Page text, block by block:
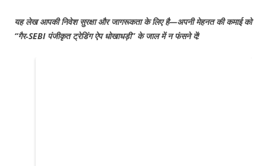
यह लेख आपकी निवेश सुरक्षा और जागरूकता के लिए है—अपनी मेहनत की कमाई को
“गैर‑SEBI पंजीकृत ट्रेडिंग ऐप धोखाधड़ी” के जाल में न फंसने दें!